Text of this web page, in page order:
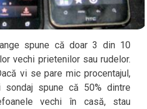
spune că doar 3 din 10
vechi prietenilor sau rudelor.
vi se pare mic procentajul,
spune că 50% dintre
vechi în casă, stau